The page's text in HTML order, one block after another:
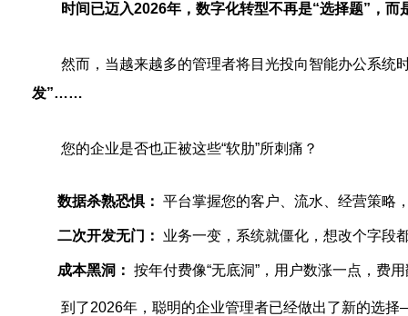
时间已迈入2026年，数字化转型不再是“选择题”，而
然而，当越来越多的管理者将目光投向智能办公系统
发”……
您的企业是否也正被这些“软肋”所刺痛？
数据杀熟恐惧： 平台掌握您的客户、流水、经营策略
二次开发无门： 业务一变，系统就僵化，想改个字段
成本黑洞： 按年付费像“无底洞”，用户数涨一点，费
到了2026年，聪明的企业管理者已经做出了新的选